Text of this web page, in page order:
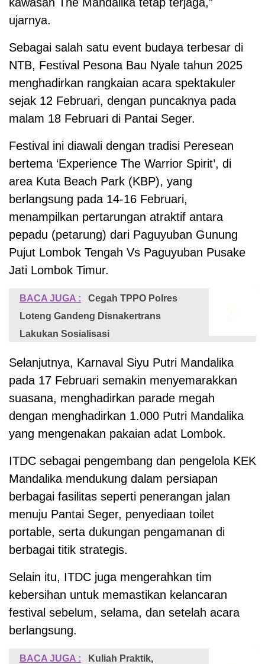
ujarnya.
Sebagai salah satu event budaya terbesar di
NTB, Festival Pesona Bau Nyale tahun 2025
menghadirkan rangkaian acara spektakuler
sejak 12 Februari, dengan puncaknya pada
malam 18 Februari di Pantai Seger.
Festival ini diawali dengan tradisi Peresean
bertema ‘Experience The Warrior Spirit’, di
area Kuta Beach Park (KBP), yang
berlangsung pada 14-16 Februari,
menampilkan pertarungan atraktif antara
pepadu (petarung) dari Paguyuban Gunung
Pujut Lombok Tengah Vs Paguyuban Pusake
Jati Lombok Timur.
BACA JUGA :
Cegah TPPO Polres
Loteng Gandeng Disnakertrans
Lakukan Sosialisasi
Selanjutnya, Karnaval Siyu Putri Mandalika
pada 17 Februari semakin menyemarakkan
suasana, menghadirkan parade megah
dengan menghadirkan 1.000 Putri Mandalika
yang mengenakan pakaian adat Lombok.
ITDC sebagai pengembang dan pengelola KEK
Mandalika mendukung dalam persiapan
berbagai fasilitas seperti penerangan jalan
menuju Pantai Seger, penyediaan toilet
portable, serta dukungan pengamanan di
berbagai titik strategis.
Selain itu, ITDC juga mengerahkan tim
kebersihan untuk memastikan kelancaran
festival sebelum, selama, dan setelah acara
berlangsung.
BACA JUGA :
Kuliah Praktik,